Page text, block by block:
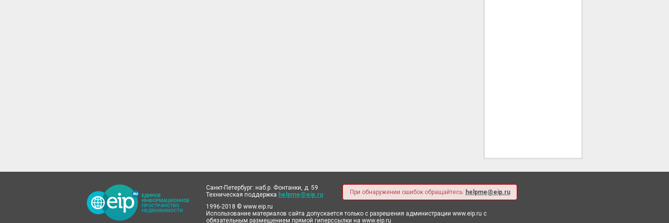
При обнаружении ошибок обращайтесь: helpme@eip.ru
Санкт-Петербург: наб.р. Фонтанки, д. 59
Техническая поддержка helpme@eip.ru
1996-2018 © www.eip.ru
Использование материалов сайта допускается только с разрешения администрации www.eip.ru с
обязательным размещением прямой гиперссылки на www.eip.ru